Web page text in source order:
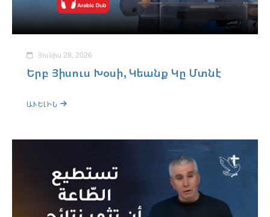
Յունիս 28, 2026
Երբ Յիսուս Խօսի, Կեանք Կը Մտնէ
ԱՒԵԼԻՆ